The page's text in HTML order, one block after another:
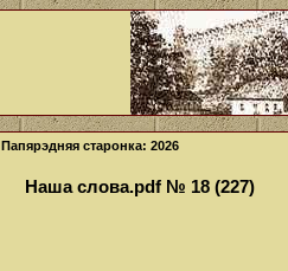
Папярэдняя старонка: 2026
Наша слова.pdf № 18 (227)